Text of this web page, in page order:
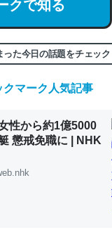
界についての考察（１） -
う「ずっと前の伏線」
うには多い分量。進化
そう
界についての考察（１） -
クで知る
た今日の話題をチェック
マーク人気記事
性から約1億5000
懲戒免職に | NHK